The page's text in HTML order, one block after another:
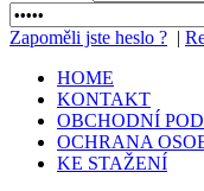
Zapoměli jste heslo ? |
HOME
KONTAKT
OBCHODNÍ
OCHRANA
KE STAŽENÍ